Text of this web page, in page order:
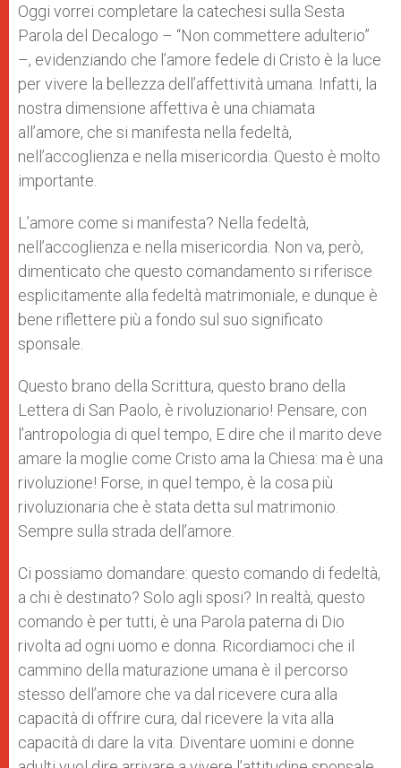
Oggi vorrei completare la catechesi sulla Sesta
Parola del Decalogo – “Non commettere adulterio”
–, evidenziando che l’amore fedele di Cristo è la luce
per vivere la bellezza dell’affettività umana. Infatti, la
nostra dimensione affettiva è una chiamata
all’amore, che si manifesta nella fedeltà,
nell’accoglienza e nella misericordia. Questo è molto
importante.
L’amore come si manifesta? Nella fedeltà,
nell’accoglienza e nella misericordia. Non va, però,
dimenticato che questo comandamento si riferisce
esplicitamente alla fedeltà matrimoniale, e dunque è
bene riflettere più a fondo sul suo significato
sponsale.
Questo brano della Scrittura, questo brano della
Lettera di San Paolo, è rivoluzionario! Pensare, con
l’antropologia di quel tempo, E dire che il marito deve
amare la moglie come Cristo ama la Chiesa: ma è una
rivoluzione! Forse, in quel tempo, è la cosa più
rivoluzionaria che è stata detta sul matrimonio.
Sempre sulla strada dell’amore.
Ci possiamo domandare: questo comando di fedeltà,
a chi è destinato? Solo agli sposi? In realtà, questo
comando è per tutti, è una Parola paterna di Dio
rivolta ad ogni uomo e donna. Ricordiamoci che il
cammino della maturazione umana è il percorso
stesso dell’amore che va dal ricevere cura alla
capacità di offrire cura, dal ricevere la vita alla
capacità di dare la vita. Diventare uomini e donne